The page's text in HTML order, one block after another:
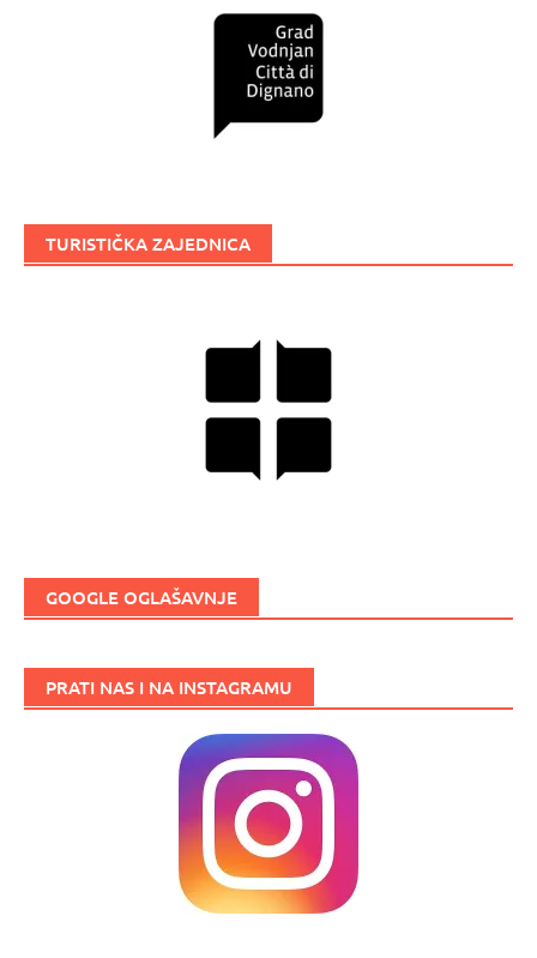
TURISTIČKA ZAJEDNICA
GOOGLE OGLAŠAVNJE
PRATI NAS I NA INSTAGRAMU